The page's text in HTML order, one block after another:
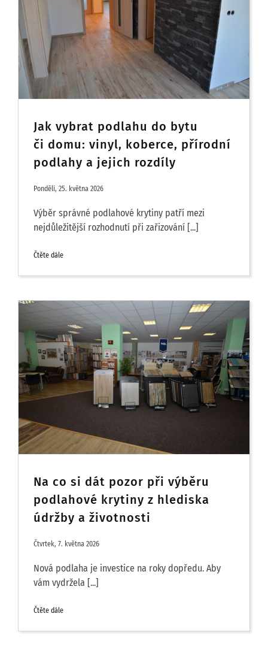
Jak vybrat podlahu do bytu
či domu: vinyl, koberce, přírodní
podlahy a jejich rozdíly
Pondělí, 25. května 2026
Výběr správné podlahové krytiny patří mezi
nejdůležitější rozhodnutí při zařizování [...]
Čtěte dále
Na co si dát pozor při výběru
podlahové krytiny z hlediska
údržby a životnosti
Čtvrtek, 7. května 2026
Nová podlaha je investice na roky dopředu. Aby
vám vydržela [...]
Čtěte dále